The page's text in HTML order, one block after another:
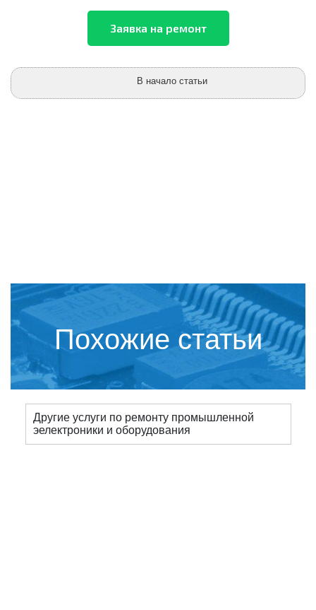
В начало статьи
Похожие статьи
Другие услуги по ремонту промышленной
эелектроники и оборудования